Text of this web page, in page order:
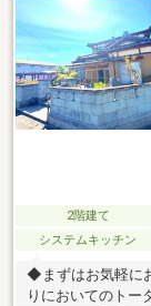
換、網戸貼替●外
ト設置、駐車場整
2階建て
システムキッチン
◆まずはお気軽に
りにおいてのトー